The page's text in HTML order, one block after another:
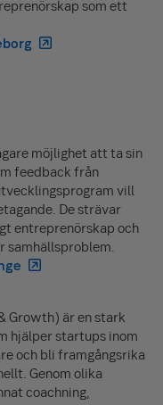
som ett
möjlighet att ta sin
feedback från
vill
De strävar
entreprenörskap och
samhällsproblem.
Growth) är en stark
hjälperstartups inom
och bli framgångsrika
Genom olika
coachning,